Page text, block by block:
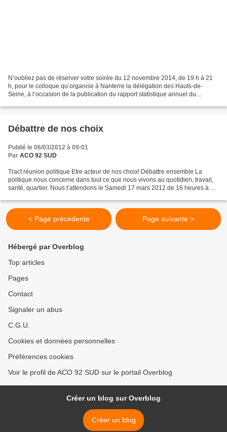
N’oubliez pas de réserver votre soirée du 12 novembre 2014, de 19 h à 21
h, pour le colloque qu’organise à Nanterre la délégation des Hauts-de-
Seine, à l’occasion de la publication du rapport statistique annuel du
Débattre de nos choix
Publié le 06/03/2012 à 09:01
Par ACO 92 SUD
Tract réunion politique Etre acteur de nos choix! Débattre ensemble La
politique nous concerne dans tout ce que nous vivons au quotidien, travail,
santé, quartier. Nous t’attendons le Samedi 17 mars 2012 de 16 heures à 19
< Page précédente Page suivante >
Hébergé par Overblog
Top articles
Pages
Contact
Signaler un abus
C.G.U.
Cookies et données personnelles
Préférences cookies
Voir le profil de ACO 92 SUD sur le portail Overblog
Créer un blog sur Overblog
Créer un blog